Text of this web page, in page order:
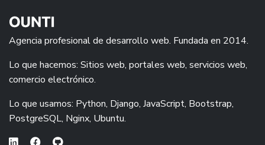
Agencia profesional de desarrollo web. Fundada en 2014.
Lo que hacemos: Sitios web, portales web, servicios web,
comercio electrónico.
Lo que usamos: Python, Django, JavaScript, Bootstrap,
PostgreSQL, Nginx, Ubuntu.